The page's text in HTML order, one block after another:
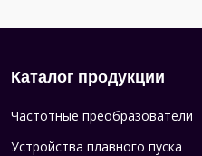
Каталог продукции
Частотные преобразователи
Устройства плавного пуска